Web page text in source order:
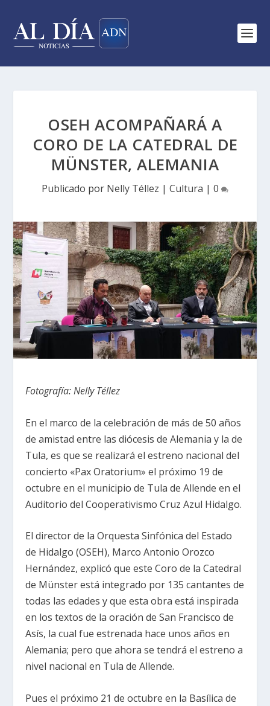
OSEH ACOMPAÑARÁ A
CORO DE LA CATEDRAL DE
MÜNSTER, ALEMANIA
Publicado por Nelly Téllez | Cultura | 0
Fotografía: Nelly Téllez
En el marco de la celebración de más de 50 años
de amistad entre las diócesis de Alemania y la de
Tula, es que se realizará el estreno nacional del
concierto «Pax Oratorium» el próximo 19 de
octubre en el municipio de Tula de Allende en el
Auditorio del Cooperativismo Cruz Azul Hidalgo.
El director de la Orquesta Sinfónica del Estado
de Hidalgo (OSEH), Marco Antonio Orozco
Hernández, explicó que este Coro de la Catedral
de Münster está integrado por 135 cantantes de
todas las edades y que esta obra está inspirada
en los textos de la oración de San Francisco de
Asís, la cual fue estrenada hace unos años en
Alemania; pero que ahora se tendrá el estreno a
nivel nacional en Tula de Allende.
Pues el próximo 21 de octubre en la Basílica de